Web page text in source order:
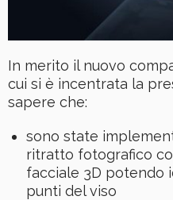
In merito il nuovo
cui si è incentrata la
sapere che:
sono state
ritratto fotografico
facciale 3D potendo
punti del viso